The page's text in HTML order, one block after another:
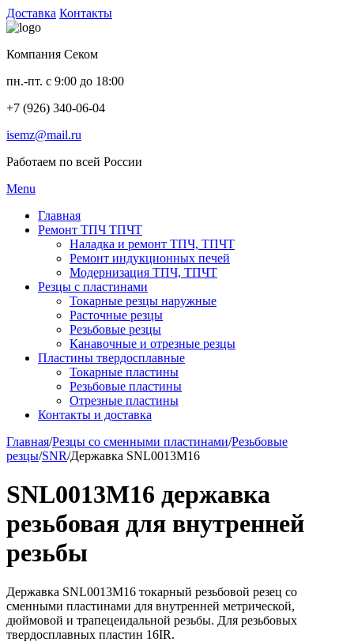
Доставка Контакты
Компания Секом
пн.-пт. с 9:00 до 18:00
+7 (926) 340-06-04
isemz@mail.ru
Работаем по всей России
Menu
Главная
Ремонт ТПЧ ТПЧТ
Наладка и ремонт ТПЧ, ТПЧТ
Ремонт индукционных печей
Модернизация ТПЧ, ТПЧТ
Резцы с пластинами
Токарные резцы наружные
Расточные резцы
Резьбовые резцы
Канавочные и отрезные резцы
Пластины твердосплавные
Токарные пластины
Резьбовые пластины
Отрезные пластины
Контакты и доставка
Главная/Резцы со сменными пластинами/Резьбовые
резцы/SNR/Державка SNL0013M16
SNL0013M16 державка
резьбовая для внутренней
резьбы
Державка SNL0013M16 токарный резьбовой резец со
сменными пластинами для внутренней метрической,
дюймовой и трапецеидальной резьбы. Для резьбовых
твердосплавных пластин 16IR.